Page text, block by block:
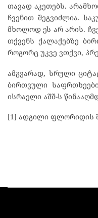
თავად აკეთებს.
ჩვენით შეგვიძლია.
მხოლოდ ეს არ არის.
თქვენს ქალაქებზე
როგორც უკვე ვთქვი,
ამგვარად, სრული
ბირთვული
ისრაელი აშშ-ს
[1] ადგილი ფლორიდის